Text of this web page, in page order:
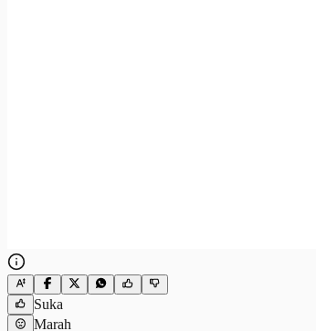
Suka
Marah